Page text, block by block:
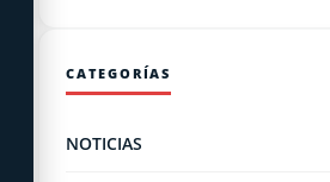
CATEGORÍAS
NOTICIAS